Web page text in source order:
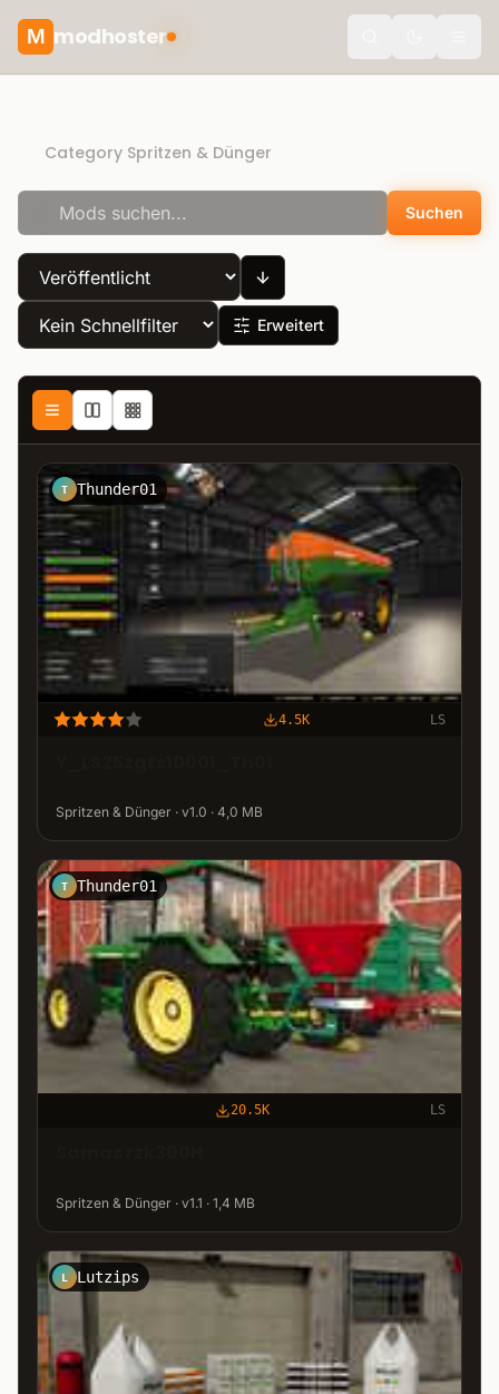
M modhoster
Category Spritzen & Dünger
Suchen
Erweitert
T Thunder01
4.5K LS
Spritzen & Dünger · v1.0 · 4,0 MB
T Thunder01
20.5K LS
Spritzen & Dünger · v1.1 · 1,4 MB
L Lutzips